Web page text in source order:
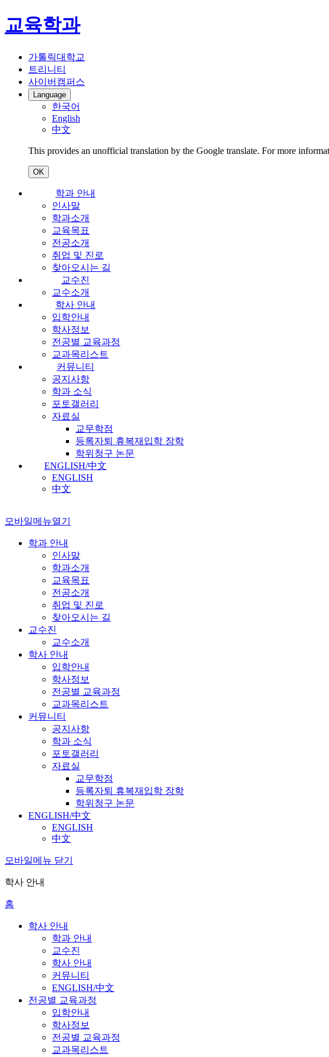
교육학과
가톨릭대학교
트리니티
사이버캠퍼스
Language
한국어
English
中文
This provides an unofficial translation by the Google translate. For more
OK
학과 안내
인사말
학과소개
교육목표
전공소개
취업 및 진로
찾아오시는 길
교수진
교수소개
학사 안내
입학안내
학사정보
전공별 교육과정
교과목리스트
커뮤니티
공지사항
학과 소식
포토갤러리
자료실
교무학점
등록자퇴 휴복재입학 장학
학위청구 논문
ENGLISH/中文
ENGLISH
中文
모바일메뉴열기
학과 안내
인사말
학과소개
교육목표
전공소개
취업 및 진로
찾아오시는 길
교수진
교수소개
학사 안내
입학안내
학사정보
전공별 교육과정
교과목리스트
커뮤니티
공지사항
학과 소식
포토갤러리
자료실
교무학점
등록자퇴 휴복재입학 장학
학위청구 논문
ENGLISH/中文
ENGLISH
中文
모바일메뉴 닫기
학사 안내
홈
학사 안내
학과 안내
교수진
학사 안내
커뮤니티
ENGLISH/中文
전공별 교육과정
입학안내
학사정보
전공별 교육과정
교과목리스트